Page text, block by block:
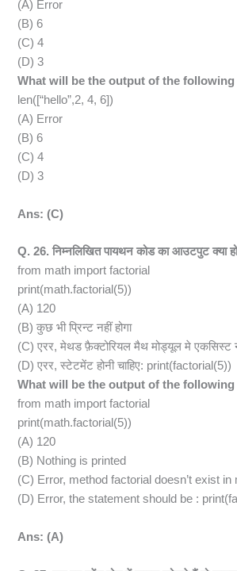
(A) Error
(B) 6
(C) 4
(D) 3
What will be the output of the following
len([“hello”,2, 4, 6])
(A) Error
(B) 6
(C) 4
(D) 3
Ans: (C)
Q. 26. निम्नलिखित पायथन कोड का आउटपुट क्या
from math import factorial
print(math.factorial(5))
(A) 120
(B) कुछ भी प्रिन्ट नहीं होगा
(C) एरर, मेथड फ़ैक्टोरियल मैथ मोड्यूल मे एकसिस्ट
(D) एरर, स्टेटमेंट होनी चाहिए: print(factorial(5))
What will be the output of the
from math import factorial
print(math.factorial(5))
(A) 120
(B) Nothing is printed
(C) Error, method factorial doesn’t exist in
(D) Error, the statement should be :
Ans: (A)